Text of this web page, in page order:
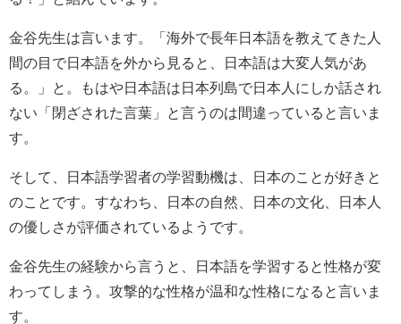
金谷先生は言います。「海外で長年日本語を教えてきた人
間の目で日本語を外から見ると、日本語は大変人気があ
る。」と。もはや日本語は日本列島で日本人にしか話され
ない「閉ざされた言葉」と言うのは間違っていると言いま
す。
そして、日本語学習者の学習動機は、日本のことが好きと
のことです。すなわち、日本の自然、日本の文化、日本人
の優しさが評価されているようです。
金谷先生の経験から言うと、日本語を学習すると性格が変
わってしまう。攻撃的な性格が温和な性格になると言いま
す。